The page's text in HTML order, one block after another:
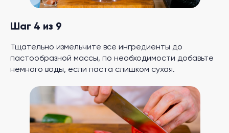
Шаг 4 из 9
Тщательно измельчите все ингредиенты до
пастообразной массы, по необходимости добавьте
немного воды, если паста слишком сухая.